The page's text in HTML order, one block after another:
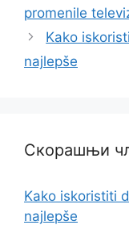
promenile
Kako
najlepše
Скорашњи
Kako iskoristiti
najlepše